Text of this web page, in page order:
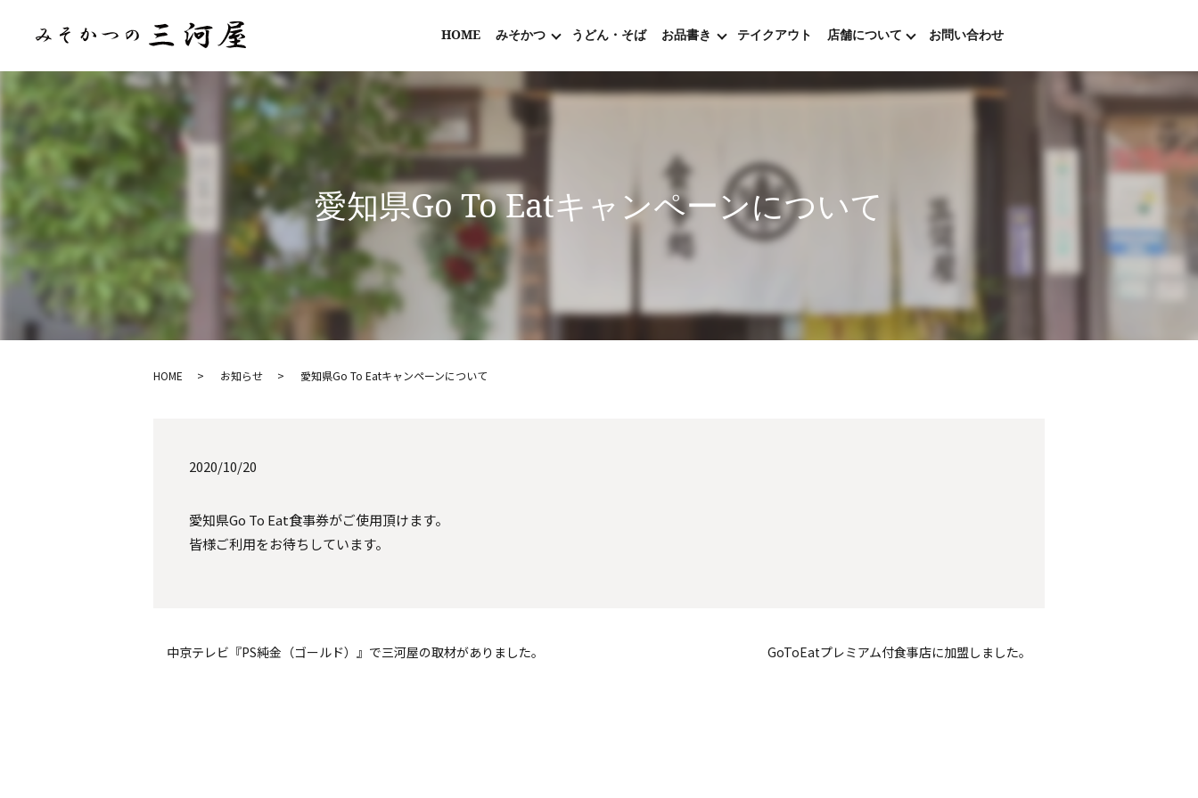
HOME みそかつ うどん・そば お品書き テイクアウト 店舗について お問い合わせ
愛知県Go To Eatキャンペーンについて
HOME お知らせ 愛知県Go To Eatキャンペーンについて
2020/10/20
愛知県Go To Eat食事券がご使用頂けます。
皆様ご利用をお待ちしています。
中京テレビ『PS純金（ゴールド）』で三河屋の取材がありました。 GoToEatプレミアム付食事店に加盟しました。